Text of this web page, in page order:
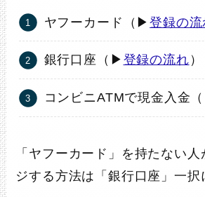
ヤフーカード（▶登録の流
銀行口座（▶ 登録の流れ ）
コンビニATMで現金入金
「ヤフーカード」を持たない
ジする方法は「銀行口座」一択